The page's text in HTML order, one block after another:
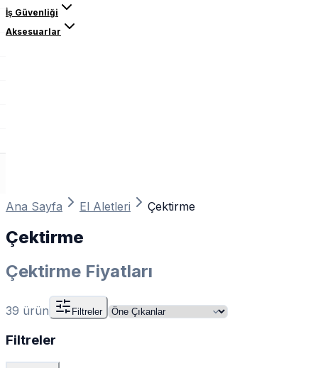
İş Güvenliği
Aksesuarlar
Ana Sayfa El Aletleri Çektirme
Çektirme
Çektirme Fiyatları
39 ürün Filtreler
Filtreler